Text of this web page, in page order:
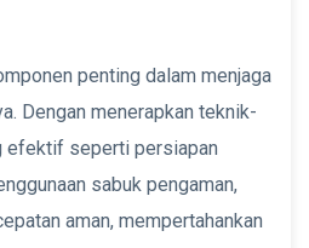
penting dalam menjaga
Dengan menerapkan teknik-
efektif seperti persiapan
sabuk pengaman,
aman, mempertahankan